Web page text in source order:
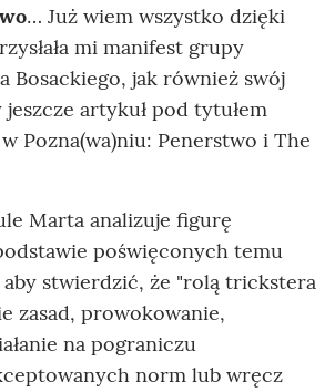
… Już wiem wszystko dzięki
mi manifest grupy
Bosackiego, jak również swój
artykuł pod tytułem
Pozna(wa)niu: Penerstwo i The
Marta analizuje figurę
poświęconych temu
aby stwierdzić, że "rolą trickstera
zasad, prowokowanie,
na pograniczu
norm lub wręcz